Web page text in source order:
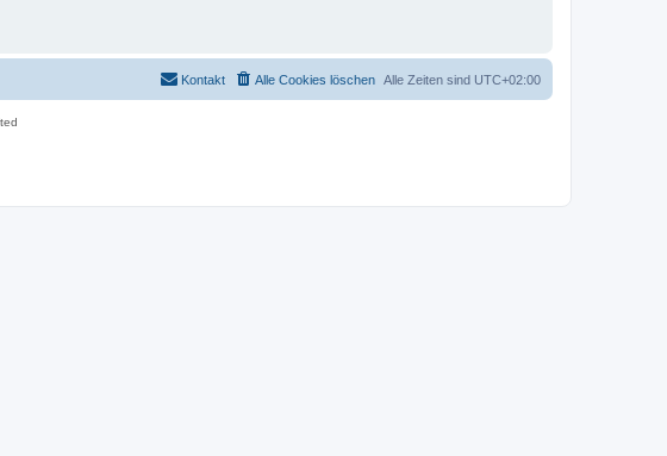
Alle Zeiten sind UTC+02:00
Alle Cookies löschen
Kontakt